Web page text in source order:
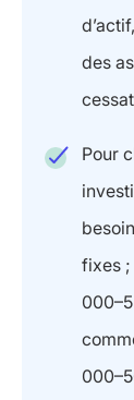
des
Pour
fixes ;